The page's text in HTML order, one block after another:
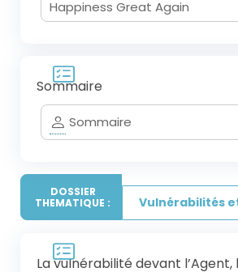
Happiness Great Again
Sommaire
Sommaire
DOSSIER
THEMATIQUE :
Vulnérabilités
La vulnérabilité devant l’Agent,